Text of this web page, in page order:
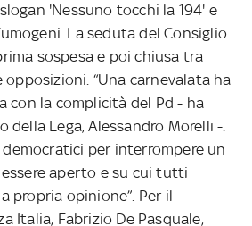
'Nessuno tocchi la 194' e
La seduta del Consiglio
sospesa e poi chiusa tra
opposizioni. “Una carnevalata ha
con la complicità del Pd - ha
Lega, Alessandro Morelli -.
per interrompere un
aperto e su cui tutti
propria opinione”. Per il
Italia, Fabrizio De Pasquale,